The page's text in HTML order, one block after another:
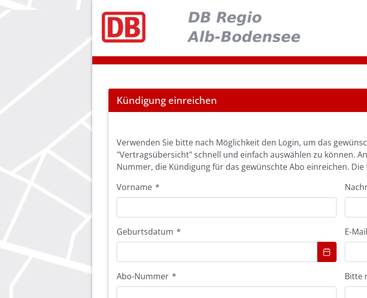
Cancel
Abo
Kündigung einreichen
Verwenden Sie bitte nach Möglichkeit den Login, um das
"Vertragsübersicht" schnell und einfach auswählen zu können.
Nummer, die Kündigung für das gewünschte Abo einreichen.
Vorname *
Geburtsdatum * E-
Abo-Nummer * Bitte